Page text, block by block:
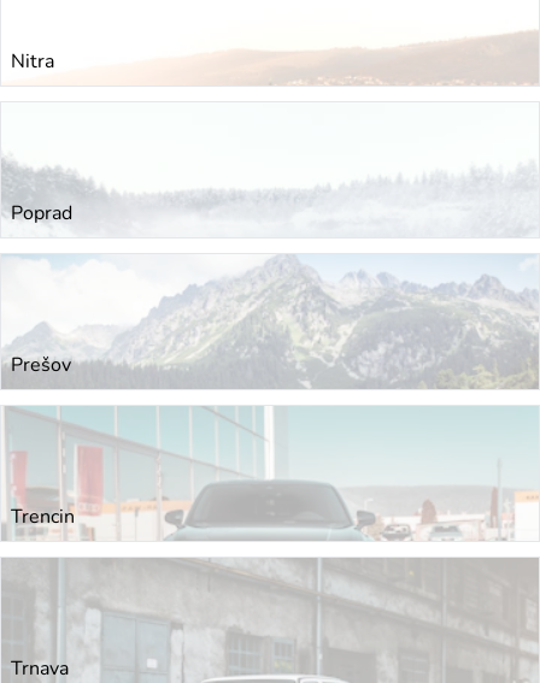
Nitra
Poprad
Prešov
Trencin
Trnava